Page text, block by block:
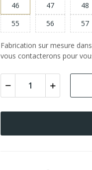
46 47 48
55
56 57
Fabrication sur mesure
vous contacterons pour